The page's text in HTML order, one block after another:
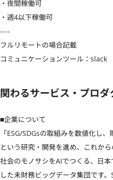
・夜間稼働可
・週4以下稼働可
----
フルリモートの場合記載
コミュニケーションツール：slack
関わるサービス・プロダ
■企業について
「ESG/SDGsの取組みを数値化し
という研究・開発を進め、これから
社会のモノサシをAIでつくる、日
した未財務ビッグデータ集団です